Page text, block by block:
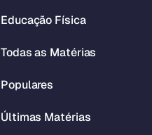
Educação Física
Todas as Matérias
Populares
Últimas Matérias